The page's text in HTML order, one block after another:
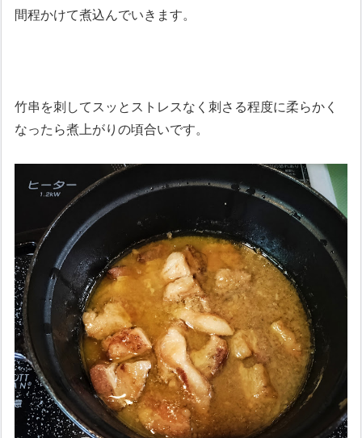
間程かけて煮込んでいきます。
竹串を刺してスッとストレスなく刺さる程度に柔らかく
なったら煮上がりの頃合いです。